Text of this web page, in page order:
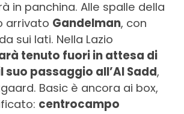
in panchina. Alle spalle della
arrivato Gandelman, con
sui lati. Nella Lazio
tenuto fuori in attesa di
passaggio all’Al Sadd,
Basic è ancora ai box,
centrocampo